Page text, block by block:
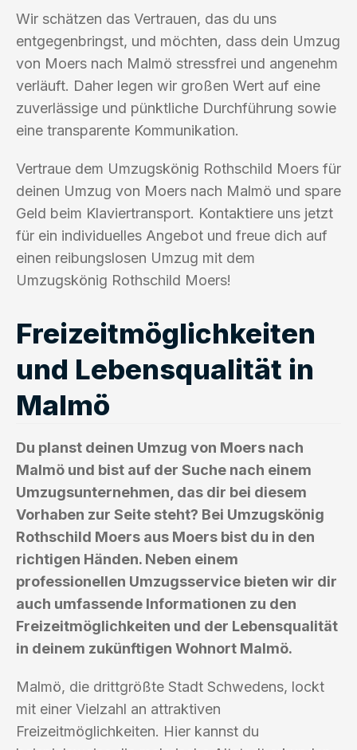
Wir schätzen das Vertrauen, das du uns
entgegenbringst, und möchten, dass dein Umzug
von Moers nach Malmö stressfrei und angenehm
verläuft. Daher legen wir großen Wert auf eine
zuverlässige und pünktliche Durchführung sowie
eine transparente Kommunikation.
Vertraue dem Umzugskönig Rothschild Moers für
deinen Umzug von Moers nach Malmö und spare
Geld beim Klaviertransport. Kontaktiere uns jetzt
für ein individuelles Angebot und freue dich auf
einen reibungslosen Umzug mit dem
Umzugskönig Rothschild Moers!
Freizeitmöglichkeiten
und Lebensqualität in
Malmö
Du planst deinen Umzug von Moers nach
Malmö und bist auf der Suche nach einem
Umzugsunternehmen, das dir bei diesem
Vorhaben zur Seite steht? Bei Umzugskönig
Rothschild Moers aus Moers bist du in den
richtigen Händen. Neben einem
professionellen Umzugsservice bieten wir dir
auch umfassende Informationen zu den
Freizeitmöglichkeiten und der Lebensqualität
in deinem zukünftigen Wohnort Malmö.
Malmö, die drittgrößte Stadt Schwedens, lockt
mit einer Vielzahl an attraktiven
Freizeitmöglichkeiten. Hier kannst du